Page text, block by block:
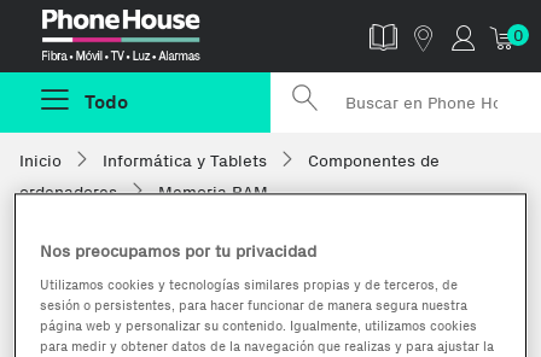
0
Todo
Inicio Informática y Tablets
Componentes de
ordenadores
Memoria RAM
Nos preocupamos por tu privacidad
Utilizamos cookies y tecnologías similares propias y de terceros, de
sesión o persistentes, para hacer funcionar de manera segura nuestra
página web y personalizar su contenido. Igualmente, utilizamos cookies
para medir y obtener datos de la navegación que realizas y para ajustar la